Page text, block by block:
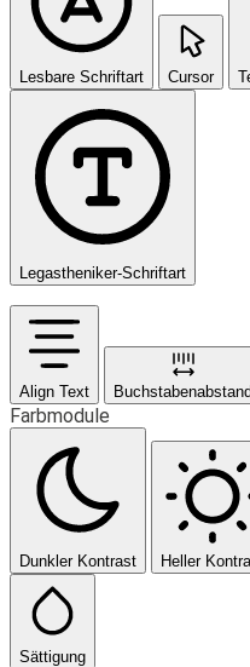
Lesbare Schriftart Cursor
Legastheniker-Schriftart
Align Text
Farbmodule
Dunkler Kontrast Heller
Sättigung